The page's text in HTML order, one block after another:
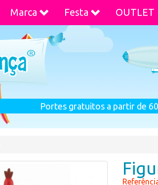
Marca Festa OUTLET
Portes gratuitos a partir de